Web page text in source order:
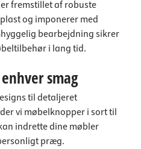
fremstillet af robuste
og imponerer med
bearbejdning sikrer
i lang tid.
smag
til detaljeret
vi møbelknopper i sort til
indrette dine møbler
præg.